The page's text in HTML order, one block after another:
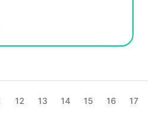
12 13 14 15 16 17